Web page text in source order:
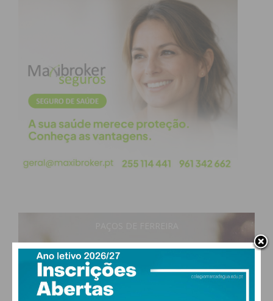
20°
vento: 1m/s O